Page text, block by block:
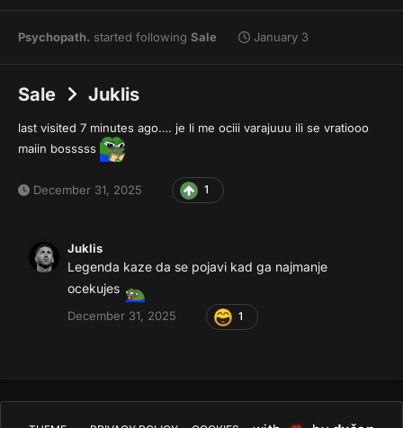
Psychopath. started following Sale January 3
Sale Juklis
last visited 7 minutes ago…. je li me ociii varajuuu ili se vratiooo
maiin bosssss
December 31, 2025 1
Juklis
Legenda kaze da se pojavi kad ga najmanje
ocekujes
December 31, 2025 1